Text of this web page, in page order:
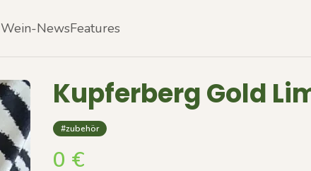
Wein-NewsFeatures
Kupferberg Gold
#zubehör
0 €